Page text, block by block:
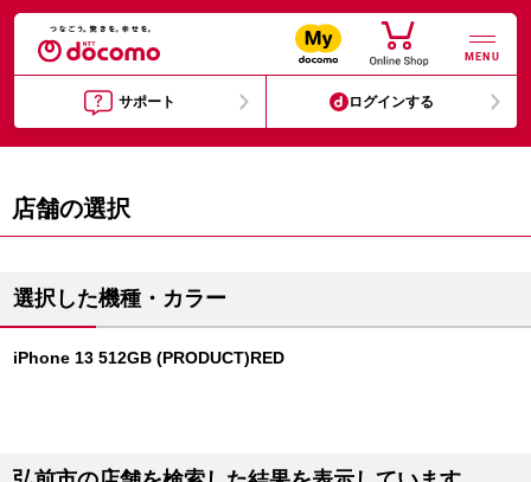
MENU
サポート ログインする
店舗の選択
選択した機種・カラー
iPhone 13 512GB (PRODUCT)RED